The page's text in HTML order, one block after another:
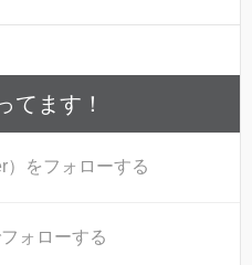
てます！
をフォローする
ォローする